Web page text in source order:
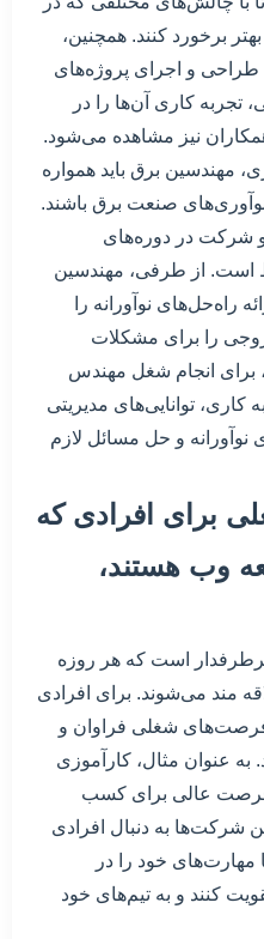
برخورد کنند. همچنین،
طراحی و اجرای پروژه‌های
تجربه کاری آن‌ها را در
نیز مشاهده می‌شود.
مهندسین برق باید همواره
صنعت برق باشند.
و شرکت در دوره‌های
است. از طرفی، مهندسین
راه‌حل‌های نوآورانه را
خروجی را برای مشکلات
برای انجام شغل مهندس
کاری، توانایی‌های مدیریتی
نوآورانه و حل مسائل لازم
برای افرادی که
وب هستند،
است که هر روزه
مند می‌شوند. برای افرادی
فرصت‌های شغلی فراوان و
به عنوان مثال، کارآموزی
عالی برای کسب
شرکت‌ها به دنبال افرادی
مهارت‌های خود را در
کنند و به تیم‌های خود